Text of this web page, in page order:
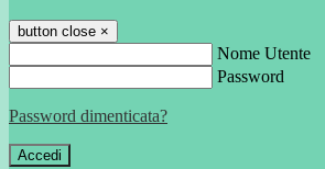
button close ×
Nome Utente
Password
Password dimenticata?